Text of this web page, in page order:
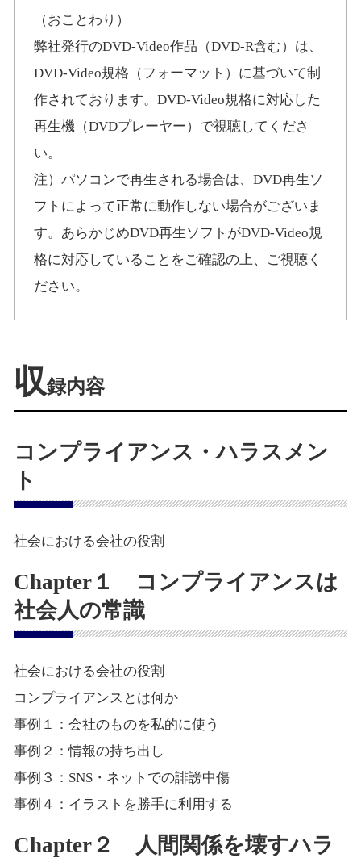
（おことわり）
弊社発行のDVD-Video作品（DVD-R含む）は、
DVD-Video規格（フォーマット）に基づいて制
作されております。DVD-Video規格に対応した
再生機（DVDプレーヤー）で視聴してくださ
い。
注）パソコンで再生される場合は、DVD再生ソ
フトによって正常に動作しない場合がございま
す。あらかじめDVD再生ソフトがDVD-Video規
格に対応していることをご確認の上、ご視聴く
ださい。
収録内容
コンプライアンス・ハラスメン
ト
社会における会社の役割
Chapter１ コンプライアンスは
社会人の常識
社会における会社の役割
コンプライアンスとは何か
事例１：会社のものを私的に使う
事例２：情報の持ち出し
事例３：SNS・ネットでの誹謗中傷
事例４：イラストを勝手に利用する
Chapter２ 人間関係を壊すハラ